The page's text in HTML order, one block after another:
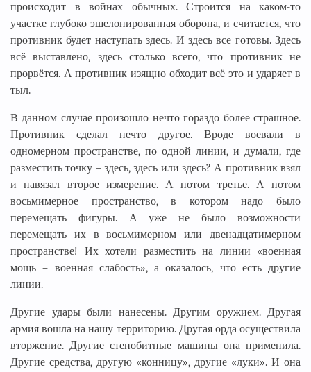
происходит в войнах обычных. Строится на каком-то
участке глубоко эшелонированная оборона, и считается, что
противник будет наступать здесь. И здесь все готовы. Здесь
всё выставлено, здесь столько всего, что противник не
прорвётся. А противник изящно обходит всё это и ударяет в
тыл.
В данном случае произошло нечто гораздо более страшное.
Противник сделал нечто другое. Вроде воевали в
одномерном пространстве, по одной линии, и думали, где
разместить точку – здесь, здесь или здесь? А противник взял
и навязал второе измерение. А потом третье. А потом
восьмимерное пространство, в котором надо было
перемещать фигуры. А уже не было возможности
перемещать их в восьмимерном или двенадцатимерном
пространстве! Их хотели разместить на линии «военная
мощь – военная слабость», а оказалось, что есть другие
линии.
Другие удары были нанесены. Другим оружием. Другая
армия вошла на нашу территорию. Другая орда осуществила
вторжение. Другие стенобитные машины она применила.
Другие средства, другую «конницу», другие «луки». И она